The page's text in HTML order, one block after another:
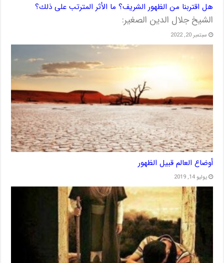
هل اقتربنا من الظهور الشريف؟ ما الأثر المترتب على ذلك؟
الشيخ جلال الدين الصغير:
سبتمبر 20, 2022
أوضاع العالم قبيل الظهور
يوليو 14, 2019